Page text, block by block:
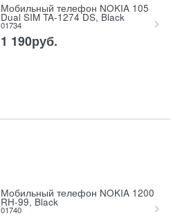
Мобильный телефон NOKIA 105
Dual SIM TA-1274 DS, Black
01734
1 190руб.
Мобильный телефон NOKIA 1200
RH-99, Black
01740